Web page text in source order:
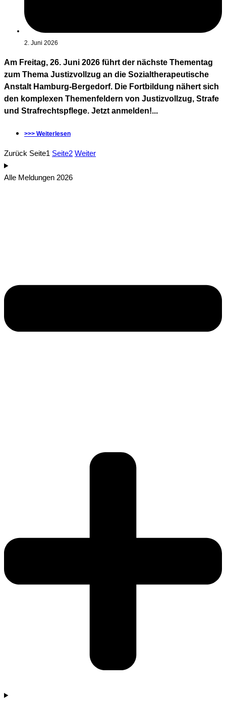
2. Juni 2026
Am Freitag, 26. Juni 2026 führt der nächste Thementag
zum Thema Justizvollzug an die Sozialtherapeutische
Anstalt Hamburg-Bergedorf. Die Fortbildung nähert sich
den komplexen Themenfeldern von Justizvollzug, Strafe
und Strafrechtspflege. Jetzt anmelden!...
>>> Weiterlesen
Zurück Seite1 Seite2 Weiter
Alle Meldungen 2026